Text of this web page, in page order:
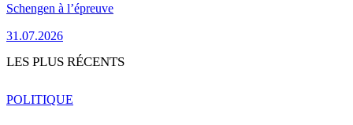
Schengen à l’épreuve
31.07.2026
LES PLUS RÉCENTS
POLITIQUE